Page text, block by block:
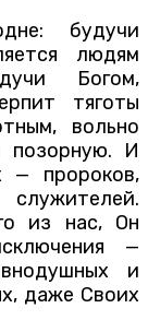
будучи
людям
Богом,
тяготы
вольно
позорную. И
— пророков,
из нас, Он
—
и
даже Своих